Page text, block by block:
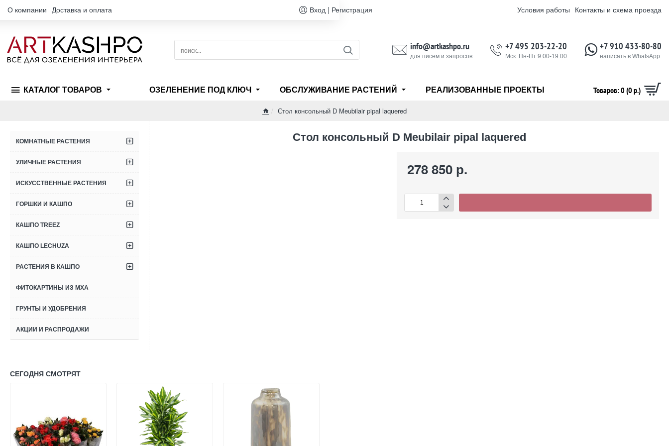
О компании Доставка и оплата Вход | Регистрация Условия работы Контакты и схема проезда
поиск...
info@artkashpo.ru
для писем и запросов
+7 495 203-22-20
Мск: Пн-Пт 9.00-19.00
+7 910 433-80-80
написать в WhatsApp
КАТАЛОГ ТОВАРОВ ОЗЕЛЕНЕНИЕ ПОД КЛЮЧ ОБСЛУЖИВАНИЕ РАСТЕНИЙ РЕАЛИЗОВАННЫЕ ПРОЕКТЫ Товаров: 0 (0 р.)
Стол консольный D Meubilair pipal laquered
КОМНАТНЫЕ РАСТЕНИЯ
УЛИЧНЫЕ РАСТЕНИЯ
ИСКУССТВЕННЫЕ РАСТЕНИЯ
ГОРШКИ И КАШПО
КАШПО TREEZ
КАШПО LECHUZA
РАСТЕНИЯ В КАШПО
ФИТОКАРТИНЫ ИЗ МХА
ГРУНТЫ И УДОБРЕНИЯ
АКЦИИ И РАСПРОДАЖИ
Стол консольный D Meubilair pipal laquered
278 850 р.
СЕГОДНЯ СМОТРЯТ